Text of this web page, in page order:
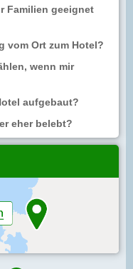
Familien geeignet
vom Ort zum Hotel?
wenn mir
aufgebaut?
eher belebt?